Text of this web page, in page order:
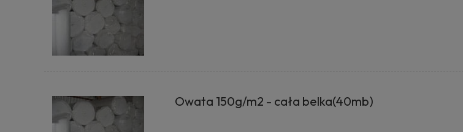
Owata 150g/m2 - cała belka(40mb)